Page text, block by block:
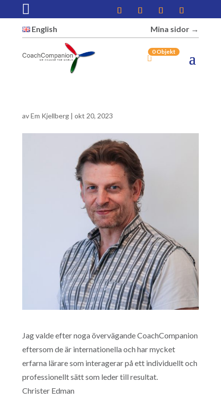

English Mina sidor →︎
0 Objekt
avEm Kjellberg| okt 20, 2023
Jag valde efter noga övervägande CoachCompanion
eftersom de är internationella och har mycket
erfarna lärare som interagerar på ett individuellt och
professionellt sätt som leder till resultat.
Christer Edman